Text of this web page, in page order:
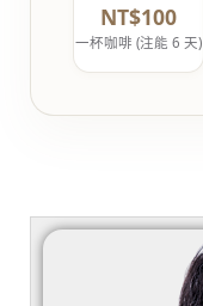
NT$100
一杯咖啡 (注能 6 天)